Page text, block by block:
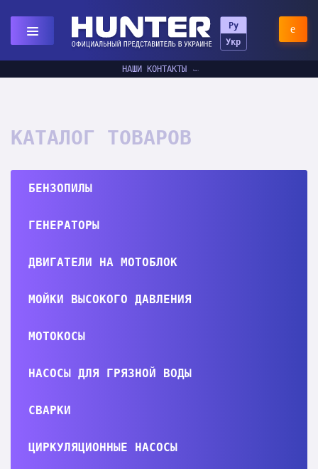
Ру
Укр
НАШИ КОНТАКТЫ
КАТАЛОГ ТОВАРОВ
БЕНЗОПИЛЫ
ГЕНЕРАТОРЫ
ДВИГАТЕЛИ НА МОТОБЛОК
МОЙКИ ВЫСОКОГО ДАВЛЕНИЯ
МОТОКОСЫ
НАСОСЫ ДЛЯ ГРЯЗНОЙ ВОДЫ
СВАРКИ
ЦИРКУЛЯЦИОННЫЕ НАСОСЫ